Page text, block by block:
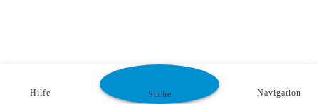
Hilfe Suche Navigation